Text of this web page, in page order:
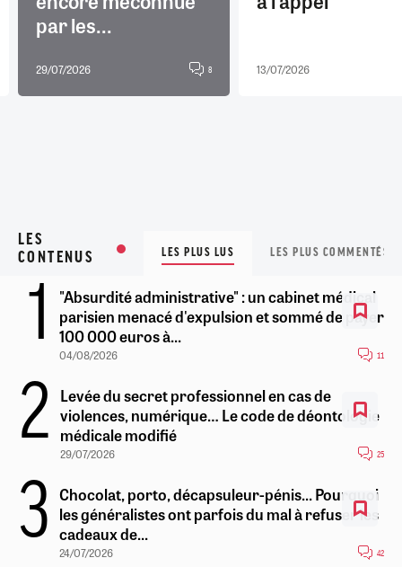
par les...
29/07/2026 8 13/07/2026
LES
CONTENUS
LES PLUS LUS LES PLUS COMMENTÉS
"Absurdité administrative" : un cabinet médical
parisien menacé d'expulsion et sommé de payer
100 000 euros à...
04/08/2026 11
Levée du secret professionnel en cas de
violences, numérique… Le code de déontologie
médicale modifié
29/07/2026 25
Chocolat, porto, décapsuleur-pénis... Pourquoi
les généralistes ont parfois du mal à refuser les
cadeaux de...
24/07/2026 42